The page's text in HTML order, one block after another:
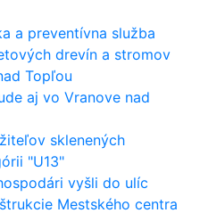
a preventívna služba
drevín a stromov
Topľou
aj vo Vranove nad
sklenených
"U13"
vyšli do ulíc
Mestského centra